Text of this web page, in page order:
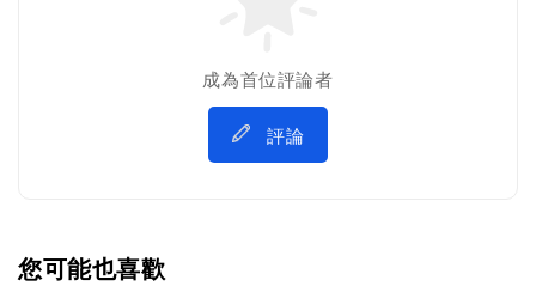
成為首位評論者
評論
您可能也喜歡